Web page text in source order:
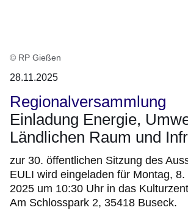
© RP Gießen
28.11.2025
Regionalversammlung
Einladung Energie,
Ländlichen Raum und
zur 30. öffentlichen Sitzung des
EULI wird eingeladen für Montag,
2025 um 10:30 Uhr in das
Am Schlosspark 2, 35418 Buseck.